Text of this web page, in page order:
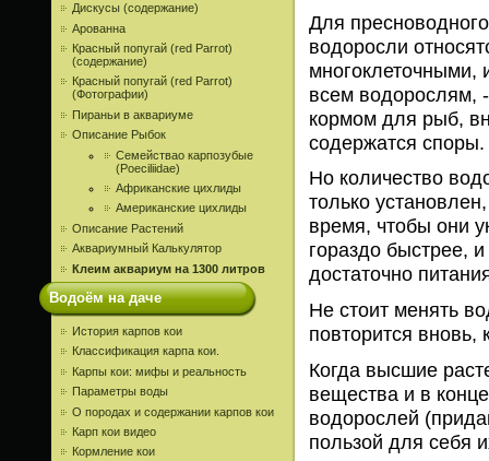
Дискусы (содержание)
Арованна
Красный попугай (red Parrot)
(содержание)
Красный попугай (red Parrot)
(Фотографии)
Пираньи в аквариуме
Описание Рыбок
Семействао карпозубые
(Poeciliidae)
Африканские цихлиды
Американские цихлиды
Описание Растений
Аквариумный Калькулятор
Клеим аквариум на 1300 литров
Водоём на даче
История карпов кои
Классификация карпа кои.
Карпы кои: мифы и реальность
Параметры воды
О породах и содержании карпов кои
Карп кои видео
Кормление кои
Для
водоросли
многоклеточными,
всем водорослям,
кормом для рыб,
содержатся споры.
Но количество
только
время, чтобы они
гораздо быстрее,
достаточно
Не стоит менять
повторится вновь,
Когда высшие
вещества и в
водорослей
пользой для себя